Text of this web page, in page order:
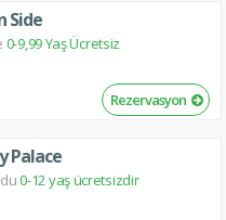
Side
0-9,99 Yaş Ücretsiz
Rezervasyon
Palace
0-12 yaş ücretsizdir